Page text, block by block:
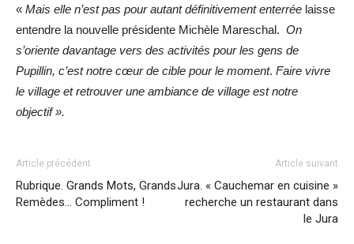
« Mais elle n’est pas pour autant définitivement enterrée laisse
entendre la nouvelle présidente Michèle Mareschal. On
s’oriente davantage vers des activités pour les gens de
Pupillin, c’est notre cœur de cible pour le moment. Faire vivre
le village et retrouver une ambiance de village est notre
objectif ».
Article précédent
Rubrique. Grands Mots, Grands
Remèdes… Compliment !
Article suivant
Jura. « Cauchemar en cuisine »
recherche un restaurant dans
le Jura